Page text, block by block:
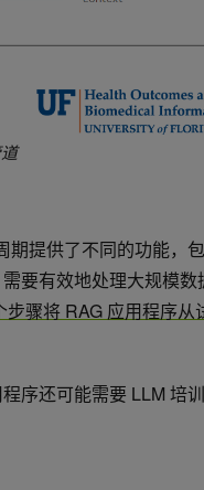
期提供了不同的功能，
要有效地处理大规模数
步骤将 RAG 应用程序从
序还可能需要 LLM 培